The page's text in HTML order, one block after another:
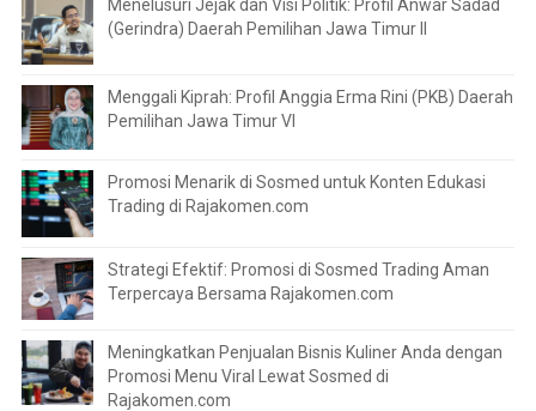
Menelusuri Jejak dan Visi Politik: Profil Anwar Sadad
(Gerindra) Daerah Pemilihan Jawa Timur II
Menggali Kiprah: Profil Anggia Erma Rini (PKB) Daerah
Pemilihan Jawa Timur VI
Promosi Menarik di Sosmed untuk Konten Edukasi
Trading di Rajakomen.com
Strategi Efektif: Promosi di Sosmed Trading Aman
Terpercaya Bersama Rajakomen.com
Meningkatkan Penjualan Bisnis Kuliner Anda dengan
Promosi Menu Viral Lewat Sosmed di
Rajakomen.com